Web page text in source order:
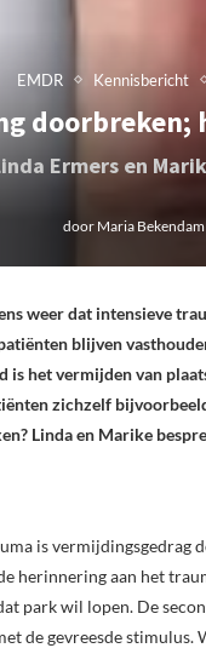
EMDR Kennisbericht
doorbreken;
Ermers en
door Maria Bekendam
weer dat intensieve
blijven
is het vermijden van
zichzelf
Linda en Marike
is vermijdingsgedrag
herinnering aan het
park wil lopen. De
de gevreesde